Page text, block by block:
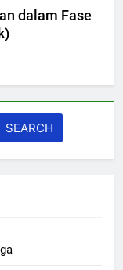
dalam Fase